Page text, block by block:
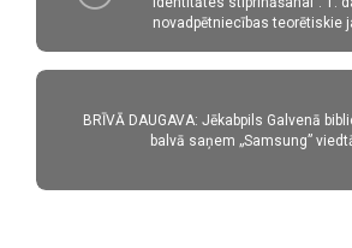
novadpētniecības teorētiskie
BRĪVĀ DAUGAVA: Jēkabpils Galvenā
balvā saņem „Samsung”